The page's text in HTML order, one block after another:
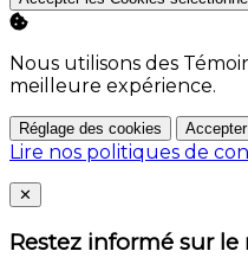
Nous utilisons des
meilleure expérience.
Réglage des cookies
Lire nos politiques de
Close
✕
Restez informé sur